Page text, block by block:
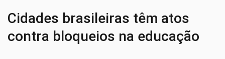
Cidades brasileiras têm atos
contra bloqueios na educação